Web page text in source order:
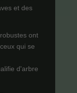
et des
ont
qui se
d'arbre